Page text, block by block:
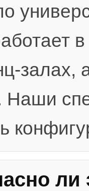
в
залах,
Наши
ли